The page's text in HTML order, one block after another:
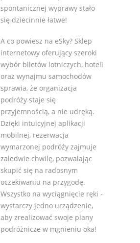
spontanicznej wyprawy stało
się dziecinnie łatwe!
A co powiesz na eSky? Sklep
internetowy oferujący szeroki
wybór biletów lotniczych, hoteli
oraz wynajmu samochodów
sprawia, że organizacja
podróży staje się
przyjemnością, a nie udręką.
Dzięki intuicyjnej aplikacji
mobilnej, rezerwacja
wymarzonej podróży zajmuje
zaledwie chwilę, pozwalając
skupić się na radosnym
oczekiwaniu na przygodę.
Wszystko na wyciągnięcie ręki -
wystarczy jedno urządzenie,
aby zrealizować swoje plany
podróżnicze w mgnieniu oka!